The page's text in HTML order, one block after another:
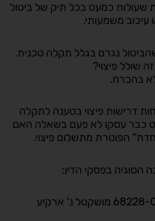
שעולות כמעט בכל תיק של ביטול
עיכוב משמעותי.
נגרם בגלל תקלה טכנית.
שולל פיצוי?
בהכרח.
דרישות פיצוי בטענה לתקלה
כבר עסקו לא פעם בשאלה האם
הפוטרת מתשלום פיצוי.
הסוגיה בפסקי הדין: